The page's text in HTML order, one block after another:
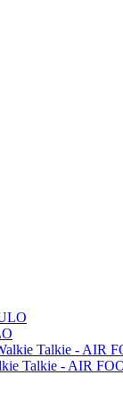
Talkie - AIR